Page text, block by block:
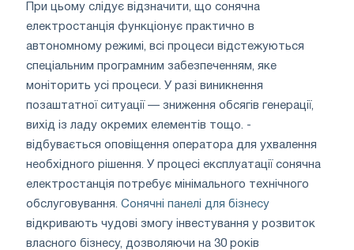
При цьому слідує відзначити, що сонячна
електростанція функціонує практично в
автономному режимі, всі процеси відстежуються
спеціальним програмним забезпеченням, яке
моніторить усі процеси. У разі виникнення
позаштатної ситуації — зниження обсягів генерації,
вихід із ладу окремих елементів тощо. -
відбувається оповіщення оператора для ухвалення
необхідного рішення. У процесі експлуатації сонячна
електростанція потребує мінімального технічного
обслуговування. Сонячні панелі для бізнесу
відкривають чудові змогу інвестування у розвиток
власного бізнесу, дозволяючи на 30 років